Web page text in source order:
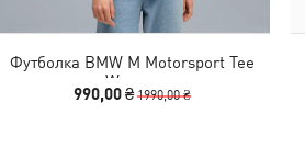
Футболка BMW M Motorsport Tee
Women
990,00 ₴1990,00 ₴